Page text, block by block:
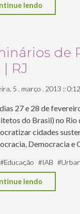
lendo
sobre
projetos
frente
do
Rio"
de
RJ
5 . março . 2013 :: 0:12
27 e 28 de
do Brasil) no Rio
cidades
Democracia e
#Educação #IAB #
lendo